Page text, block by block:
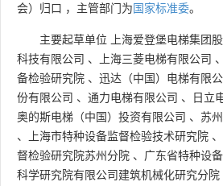
会）归口 ，主管部门为国家标准委。
主要起草单位 上海爱登堡电梯集团
科技有限公司 、 上海三菱电梯有限公司 、
备检验研究院 、 迅达（中国）电梯有限
份有限公司 、 通力电梯有限公司 、 日立
奥的斯电梯（中国）投资有限公司 、 苏
、
上海市特种设备监督检验技术研究院 、
督检验研究院苏州分院 、 广东省特种设
科学研究院有限公司建筑机械化研究分院